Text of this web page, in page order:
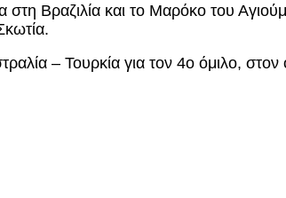
στη Βραζιλία και το Μαρόκο του
– Τουρκία για τον 4ο όμιλο,